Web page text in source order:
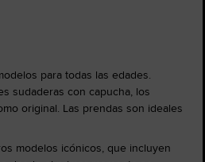
para todas las edades.
sudaderas con capucha, los
original. Las prendas son ideales
modelos icónicos, que incluyen